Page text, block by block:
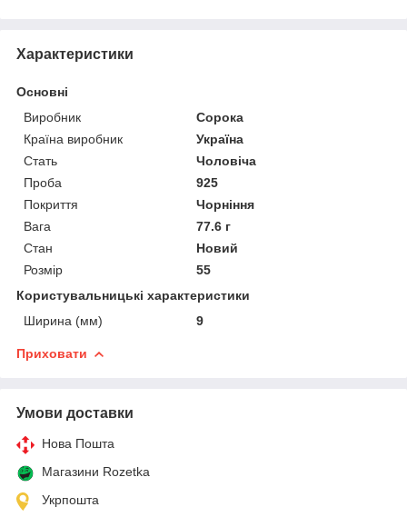
Характеристики
Основні
Виробник
Сорока
Країна виробник
Україна
Стать
Чоловіча
Проба
925
Покриття
Чорніння
Вага
77.6 г
Стан
Новий
Розмір
55
Користувальницькі характеристики
Ширина (мм)
9
Приховати
Умови доставки
Нова Пошта
Магазини Rozetka
Укрпошта